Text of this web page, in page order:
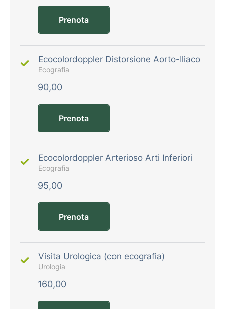
Prenota
Ecocolordoppler Distorsione Aorto-Iliaco
Ecografia
90,00
Prenota
Ecocolordoppler Arterioso Arti Inferiori
Ecografia
95,00
Prenota
Visita Urologica (con ecografia)
Urologia
160,00